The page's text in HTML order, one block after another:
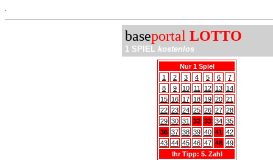
baseportal LOTTO
1 SPIEL kostenlos
Nur 1 Spiel
1
2 3 4 5 6
7
8
9 10 11 12 13 14
15 16 17 18 19 20 21
22 23 24 25 26 27 28
29 30 31 32 33 34 35
36 37 38 39 40 41 42
43 44 45 46 47 48 49
Ihr Tipp: 5. Zahl